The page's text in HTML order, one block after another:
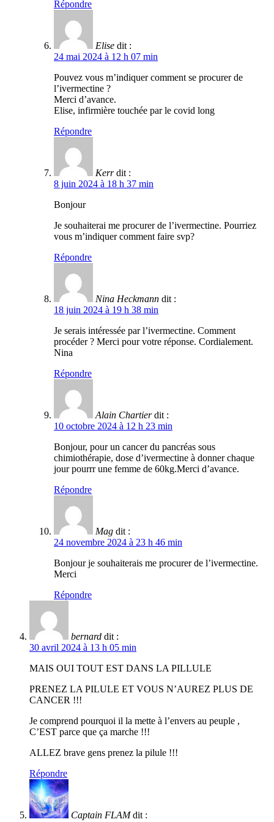
Répondre
Elise dit :
24 mai 2024 à 12 h 07 min
Pouvez vous m’indiquer comment se procurer de
l’ivermectine ?
Merci d’avance.
Elise, infirmière touchée par le covid long
Répondre
Kerr dit :
8 juin 2024 à 18 h 37 min
Bonjour
Je souhaiterai me procurer de l’ivermectine. Pourriez
vous m’indiquer comment faire svp?
Répondre
Nina Heckmann dit :
18 juin 2024 à 19 h 38 min
Je serais intéressée par l’ivermectine. Comment
procéder ? Merci pour votre réponse. Cordialement.
Nina
Répondre
Alain Chartier dit :
10 octobre 2024 à 12 h 23 min
Bonjour, pour un cancer du pancréas sous
chimiothérapie, dose d’ivermectine à donner chaque
jour pourrr une femme de 60kg.Merci d’avance.
Répondre
Mag dit :
24 novembre 2024 à 23 h 46 min
Bonjour je souhaiterais me procurer de l’ivermectine.
Merci
Répondre
bernard dit :
30 avril 2024 à 13 h 05 min
MAIS OUI TOUT EST DANS LA PILLULE
PRENEZ LA PILULE ET VOUS N’AUREZ PLUS DE
CANCER !!!
Je comprend pourquoi il la mette à l’envers au peuple ,
C’EST parce que ça marche !!!
ALLEZ brave gens prenez la pilule !!!
Répondre
Captain FLAM dit :